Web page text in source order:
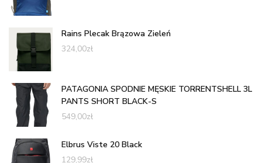
Rains Plecak Brązowa Zieleń
324,00zł
PATAGONIA SPODNIE MĘSKIE TORRENTSHELL 3L
PANTS SHORT BLACK-S
549,00zł
Elbrus Viste 20 Black
129,99zł